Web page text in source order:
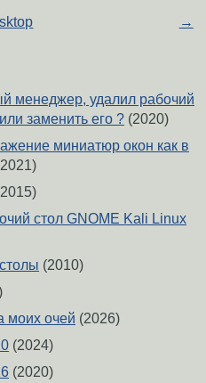
→
менеджер, удалил рабочий
заменить его ? (2020)
миниатюр окон как в
стол GNOME Kali Linux
(2010)
моих очей (2026)
(2024)
(2020)